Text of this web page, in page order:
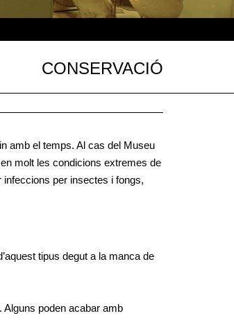
CONSERVACIÓ
amb el temps. Al cas del Museu
molt les condicions extremes de
infeccions per insectes i fongs,
tipus degut a la manca de
Alguns poden acabar amb